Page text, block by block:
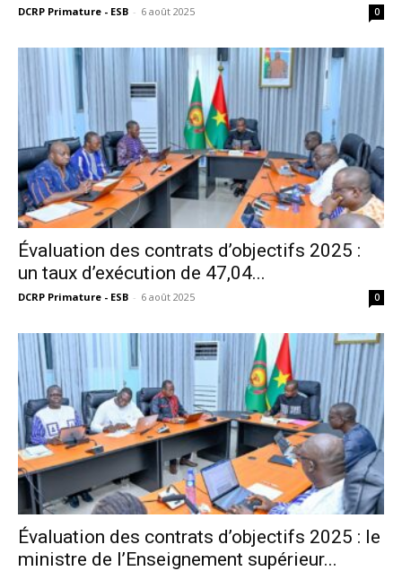
DCRP Primature - ESB - 6 août 2025 0
Évaluation des contrats d’objectifs 2025 :
un taux d’exécution de 47,04...
DCRP Primature - ESB - 6 août 2025 0
Évaluation des contrats d’objectifs 2025 : le
ministre de l’Enseignement supérieur...